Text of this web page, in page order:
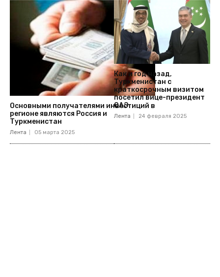
Основными получателями инвестиций в
регионе являются Россия и
Туркменистан
Лента 05 марта 2025
Как и год назад,
Туркменистан с
краткосрочным визитом
посетил вице-президент
ОАЭ
Лента 24 февраля 2025